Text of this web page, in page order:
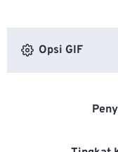
Opsi GIF